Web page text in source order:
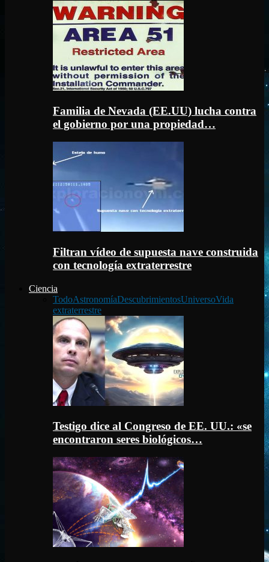
Familia de Nevada (EE.UU) lucha contra
el gobierno por una propiedad…
Filtran vídeo de supuesta nave construida
con tecnología extraterrestre
Ciencia
TodoAstronomíaDescubrimientosUniversoVida
extraterrestre
Testigo dice al Congreso de EE. UU.: «se
encontraron seres biológicos…